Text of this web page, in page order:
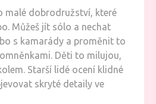
malé dobrodružství, které
Můžeš jít sólo a nechat
s kamarády a proměnit to
Děti to milujou,
Starší lidé ocení klidné
skryté detaily ve